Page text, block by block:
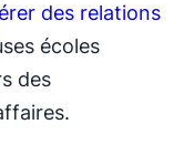
des relations
écoles
des